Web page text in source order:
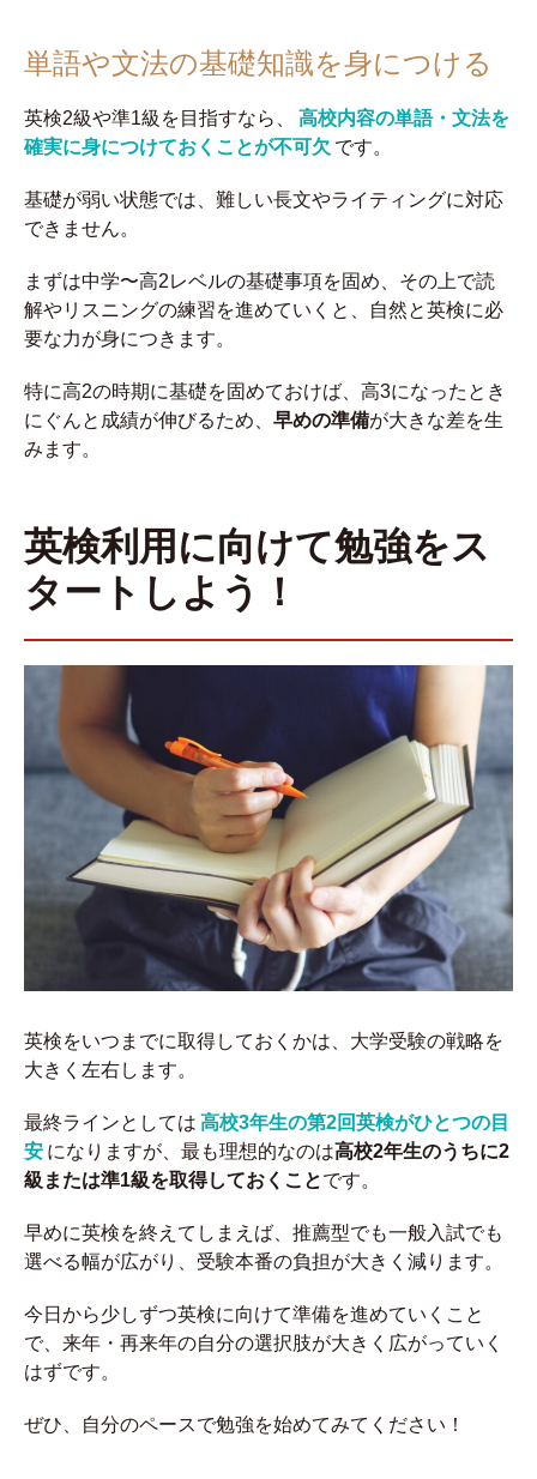
単語や文法の基礎知識を身につける
英検2級や準1級を目指すなら、
高校内容の単語・文法を
確実に身につけておくことが不可欠 です。
基礎が弱い状態では、難しい長文やライティングに対応
できません。
まずは中学〜高2レベルの基礎事項を固め、その上で読
解やリスニングの練習を進めていくと、自然と英検に必
要な力が身につきます。
特に高2の時期に基礎を固めておけば、高3になったとき
にぐんと成績が伸びるため、 早めの準備が大きな差を生
みます。
英検利用に向けて勉強をス
タートしよう！
英検をいつまでに取得しておくかは、大学受験の戦略を
大きく左右します。
最終ラインとしては 高校3年生の第2回英検がひとつの目
安 になりますが、最も理想的なのは高校2年生のうちに2
級または準1級を取得しておくことです。
早めに英検を終えてしまえば、推薦型でも一般入試でも
選べる幅が広がり、受験本番の負担が大きく減ります。
今日から少しずつ英検に向けて準備を進めていくこと
で、来年・再来年の自分の選択肢が大きく広がっていく
はずです。
ぜひ、自分のペースで勉強を始めてみてください！